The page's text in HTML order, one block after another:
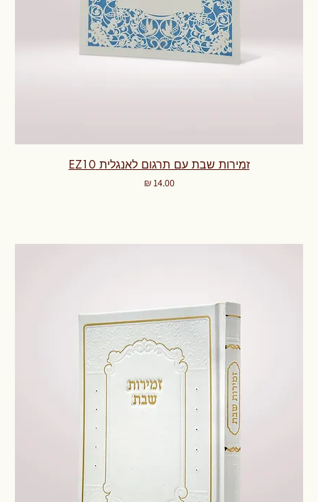
זמירות שבת עם תרגום לאנגלית EZ10
מחיר‏14.00 ‏₪